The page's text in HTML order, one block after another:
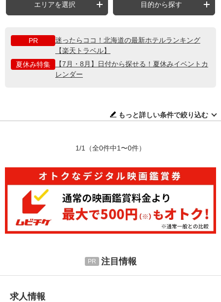
エリアを選択 目的から探す
PR
迷ったらココ！北海道の最新ホテルランキング
【楽天トラベル】
夏休み特集
【7月・8月】日付から探せる！夏休みイベントカ
レンダー
もっと詳しい条件で絞り込む
1/1 （全0件中1〜0件）
注目情報
求人情報